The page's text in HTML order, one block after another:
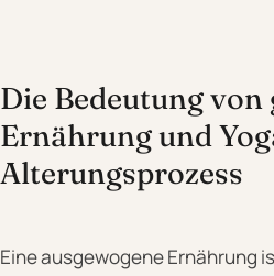
Die Bedeutung von
Ernährung und
Alterungsprozess
Eine ausgewogene Ernährung